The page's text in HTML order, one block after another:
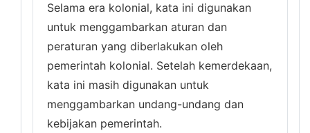
Selama era kolonial, kata ini digunakan
untuk menggambarkan aturan dan
peraturan yang diberlakukan oleh
pemerintah kolonial. Setelah kemerdekaan,
kata ini masih digunakan untuk
menggambarkan undang-undang dan
kebijakan pemerintah.